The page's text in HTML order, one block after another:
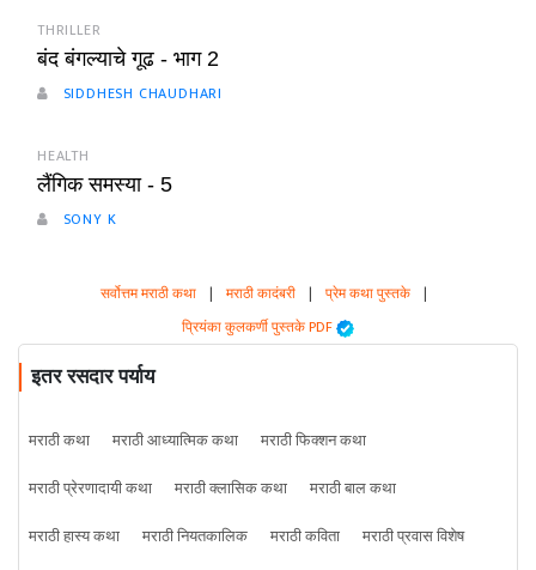
THRILLER
बंद बंगल्याचे गूढ - भाग 2
SIDDHESH CHAUDHARI
HEALTH
लैंगिक समस्या - 5
SONY K
सर्वोत्तम मराठी कथा | मराठी कादंबरी | प्रेम कथा पुस्तके |
प्रियंका कुलकर्णी पुस्तके PDF
इतर रसदार पर्याय
मराठी कथा मराठी आध्यात्मिक कथा
मराठी फिक्शन कथा
मराठी प्रेरणादायी कथा
मराठी क्लासिक कथा
मराठी बाल कथा
मराठी हास्य कथा
मराठी नियतकालिक मराठी कविता
मराठी प्रवास विशेष